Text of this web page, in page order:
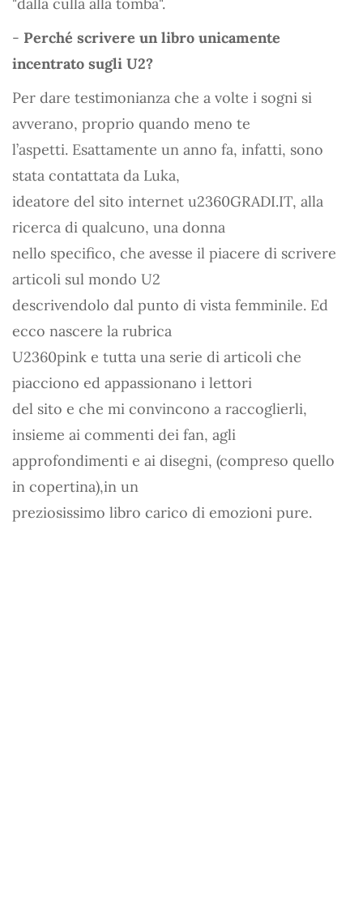
- Perché scrivere un libro unicamente
incentrato sugli U2?
Per dare testimonianza che a volte i sogni si
avverano, proprio quando meno te
l’aspetti. Esattamente un anno fa, infatti, sono
stata contattata da Luka,
ideatore del sito internet u2360GRADI.IT, alla
ricerca di qualcuno, una donna
nello specifico, che avesse il piacere di scrivere
articoli sul mondo U2
descrivendolo dal punto di vista femminile. Ed
ecco nascere la rubrica
U2360pink e tutta una serie di articoli che
piacciono ed appassionano i lettori
del sito e che mi convincono a raccoglierli,
insieme ai commenti dei fan, agli
approfondimenti e ai disegni, (compreso quello
in copertina),in un
preziosissimo libro carico di emozioni pure.